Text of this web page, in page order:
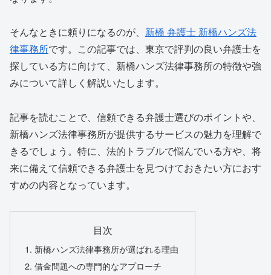
そんなときに頼りになるのが、 新橋 弁護士 新橋ハンズ法
律事務所です。この記事では、東京で評判の良い弁護士を
探している方に向けて、新橋ハンズ法律事務所の特徴や強
みについて詳しく解説いたします。
記事を読むことで、信頼できる弁護士選びのポイントや、
新橋ハンズ法律事務所が提供するサービスの魅力を理解で
きるでしょう。特に、法的トラブルで悩んでいる方や、将
来に備えて信頼できる弁護士を見つけておきたい方におす
すめの内容となっています。
目次
新橋ハンズ法律事務所が選ばれる理由
借金問題への専門的なアプローチ